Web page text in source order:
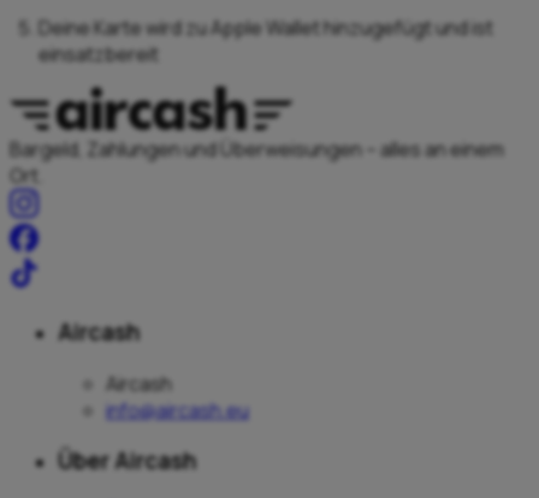
Deine Karte wird zu Apple Wallet hinzugefügt und ist
einsatzbereit
Bargeld, Zahlungen und Überweisungen – alles an einem
Ort.
Aircash
Aircash
info@aircash.eu
Über Aircash